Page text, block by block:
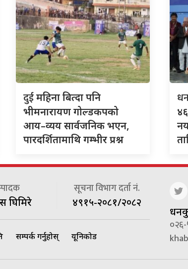
दुईमहिना बित्दा पनि
भीमनारायण गोल्डकपको
आय–व्यय सार्वजनिक भएन,
पारदर्शितामाथि गम्भीर प्रश्न
घिमिरे
सूचना विभाग दर्ता नं.
४९१५-२०८१/२०८२
सम्पर्क गर्नुहोस् यूनिकोड